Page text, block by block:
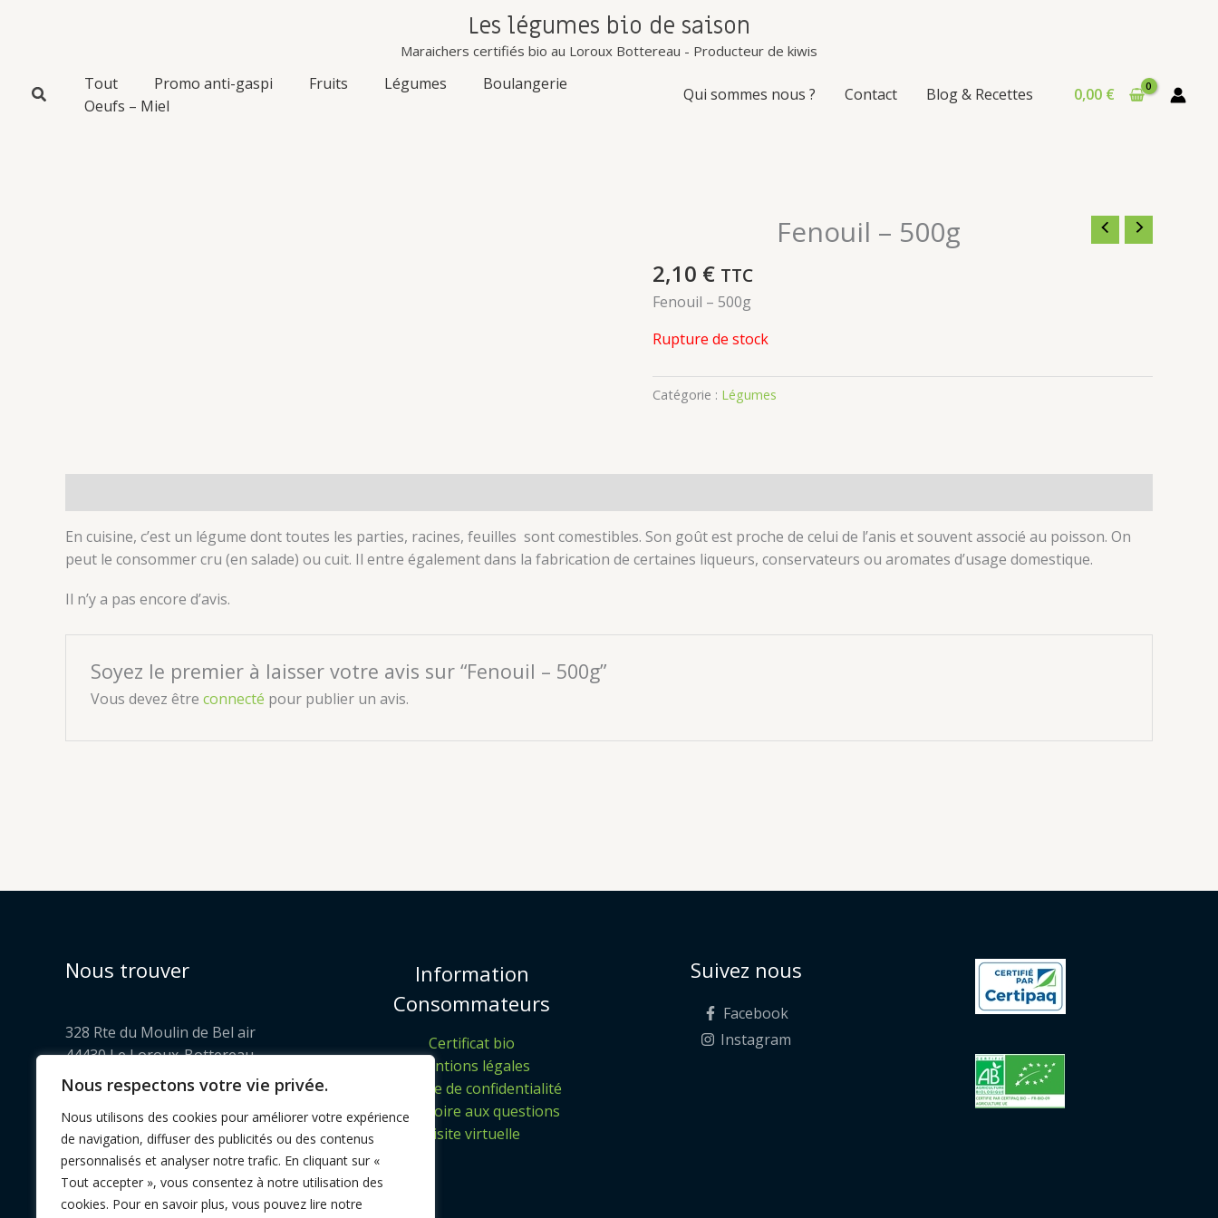
Nous respectons votre vie privée.
Nous utilisons des cookies pour améliorer votre expérience
de navigation, diffuser des publicités ou des contenus
personnalisés et analyser notre trafic. En cliquant sur «
Tout accepter », vous consentez à notre utilisation des
cookies. Pour en savoir plus, vous pouvez lire notre
Les légumes bio de saison
Maraichers certifiés bio au Loroux Bottereau - Producteur de kiwis
Tout Promo anti-gaspi Fruits Légumes
Boulangerie
Oeufs – Miel
Qui sommes nous ? Contact Blog & Recettes 0,00 €
Fenouil – 500g
2,10 € TTC
Fenouil – 500g
Rupture de stock
Catégorie : Légumes
En cuisine, c’est un légume dont toutes les parties, racines, feuilles sont comestibles. Son goût est proche de celui de l’anis et souvent associé au poisson. On
peut le consommer cru (en salade) ou cuit. Il entre également dans la fabrication de certaines liqueurs, conservateurs ou aromates d’usage domestique.
Il n’y a pas encore d’avis.
Soyez le premier à laisser votre avis sur “Fenouil – 500g”
Vous devez être connecté pour publier un avis.
Nous trouver
328 Rte du Moulin de Bel air
44430 Le Loroux-Bottereau
---
Ouvert le jeudi et vendredi
De 16h30 à 19h00
Information
Consommateurs
Certificat bio
Mentions légales
Politique de confidentialité
FAQ – Foire aux questions
Visite virtuelle
Suivez nous
Facebook
Instagram
Congés d'été : Notre boutique sera fermée les 6,7,13 et 14 août prochain.